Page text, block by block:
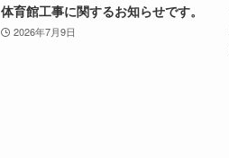
体育館工事に関するお知らせです。
2026年7月9日